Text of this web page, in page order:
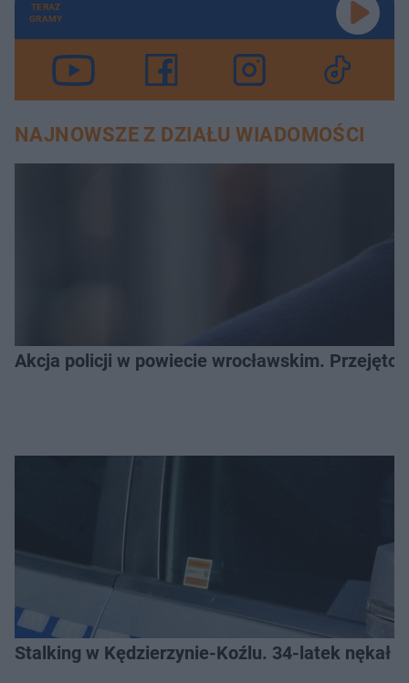
TERAZ
GRAMY
NAJNOWSZE Z DZIAŁU WIADOMOŚCI
Akcja policji w powiecie wrocławskim.
Stalking w Kędzierzynie-Koźlu. 34-latek nękał